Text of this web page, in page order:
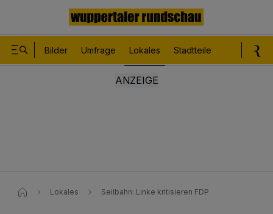
Bilder Umfrage Lokales Stadtteile
Lokales Seilbahn: Linke kritisieren FDP